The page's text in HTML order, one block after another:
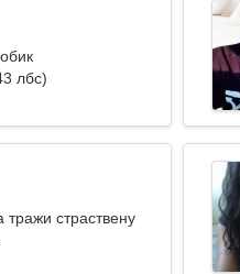
лбс)
тражи страствену